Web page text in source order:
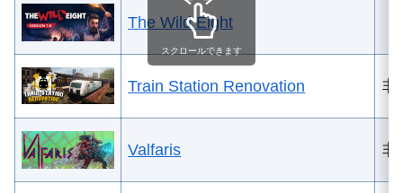
The Wild Eight
Train Station Renovation 非
Valfaris 非
スクロールできます